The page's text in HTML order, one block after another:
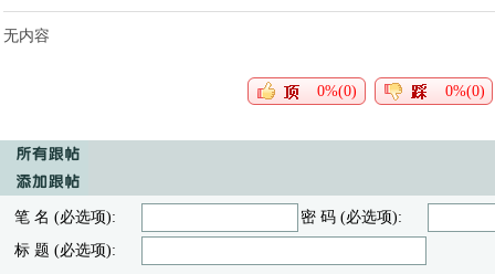
无内容
0%(0) 0%(0)
笔 名 (必选项):
密 码 (必选项):
标 题 (必选项):